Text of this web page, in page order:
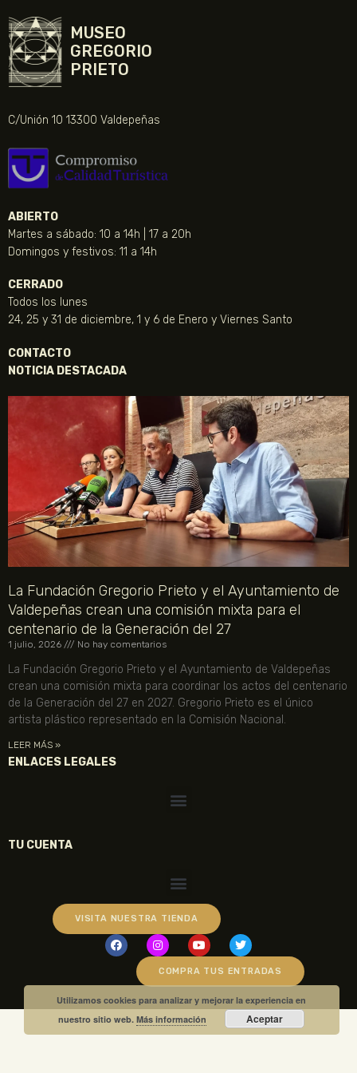
MUSEO
GREGORIO
PRIETO
C/Unión 10 13300 Valdepeñas
ABIERTO
Martes a sábado: 10 a 14h | 17 a 20h
Domingos y festivos: 11 a 14h
CERRADO
Todos los lunes
24, 25 y 31 de diciembre, 1 y 6 de Enero y Viernes Santo
CONTACTO
NOTICIA DESTACADA
La Fundación Gregorio Prieto y el Ayuntamiento de
Valdepeñas crean una comisión mixta para el
centenario de la Generación del 27
1 julio, 2026 No hay comentarios
La Fundación Gregorio Prieto y el Ayuntamiento de Valdepeñas
crean una comisión mixta para coordinar los actos del centenario
de la Generación del 27 en 2027. Gregorio Prieto es el único
artista plástico representado en la Comisión Nacional.
LEER MÁS »
ENLACES LEGALES
TU CUENTA
VISITA NUESTRA TIENDA
COMPRA TUS ENTRADAS
Utilizamos cookies para analizar y mejorar la experiencia en
nuestro sitio web.Más información Aceptar